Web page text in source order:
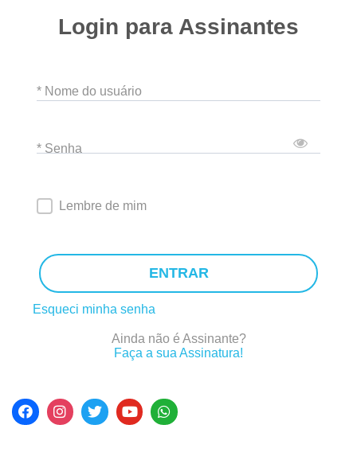
Login para Assinantes
* Nome do usuário
* Senha
Lembre de mim
ENTRAR
Esqueci minha senha
Ainda não é Assinante?
Faça a sua Assinatura!